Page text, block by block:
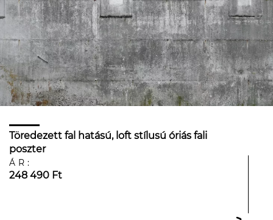
Töredezett fal hatású, loft stílusú óriás fali
poszter
ÁR:
248 490 Ft